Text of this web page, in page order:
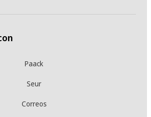
Paack
Seur
Correos